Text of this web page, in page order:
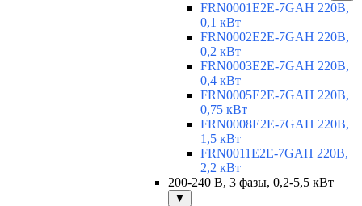
FRN0001E2E-7GAH 220В,
0,1 кВт
FRN0002E2E-7GAH 220В,
0,2 кВт
FRN0003E2E-7GAH 220В,
0,4 кВт
FRN0005E2E-7GAH 220В,
0,75 кВт
FRN0008E2E-7GAH 220В,
1,5 кВт
FRN0011E2E-7GAH 220В,
2,2 кВт
200-240 В, 3 фазы, 0,2-5,5 кВт
▼